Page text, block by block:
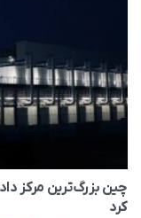
کرد